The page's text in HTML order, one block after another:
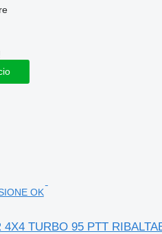
OK
4X4 TURBO 95 PTT